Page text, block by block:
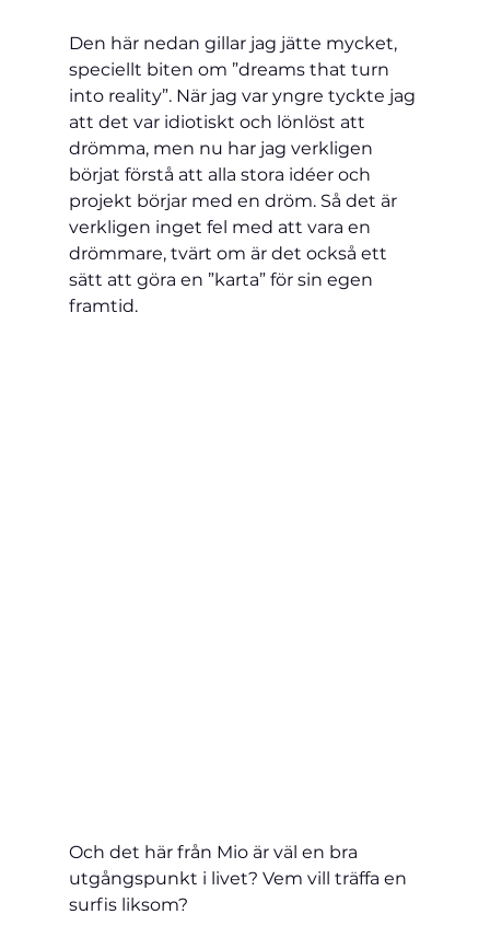
Den här nedan gillar jag jätte mycket,
speciellt biten om ”dreams that turn
into reality”. När jag var yngre tyckte jag
att det var idiotiskt och lönlöst att
drömma, men nu har jag verkligen
börjat förstå att alla stora idéer och
projekt börjar med en dröm. Så det är
verkligen inget fel med att vara en
drömmare, tvärt om är det också ett
sätt att göra en ”karta” för sin egen
framtid.
Och det här från Mio är väl en bra
utgångspunkt i livet? Vem vill träffa en
surfis liksom?